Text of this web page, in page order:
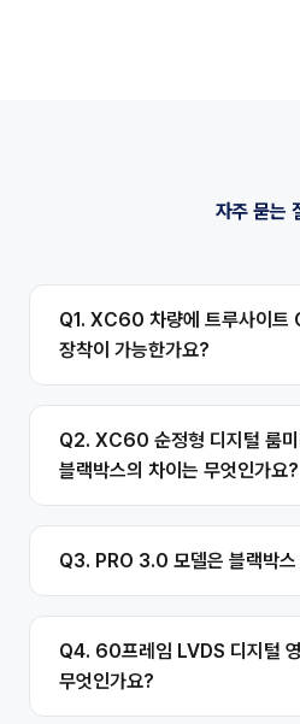
자주 묻는
Q1. XC60 차량에 트루사이
장착이 가능한가요?
Q2. XC60 순정형 디지털 룸미
블랙박스의 차이는 무엇인가요?
Q3. PRO 3.0 모델은 블랙박스
Q4. 60프레임 LVDS 디지털
무엇인가요?